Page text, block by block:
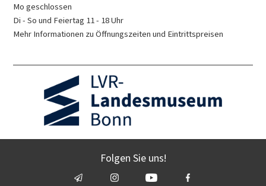
Mo geschlossen
Di - So und Feiertag 11 - 18 Uhr
Mehr Informationen zu Öffnungszeiten und Eintrittspreisen
Folgen Sie uns!